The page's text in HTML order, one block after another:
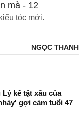
tóc mới.
NGỌC THANH
kể tật xấu của
gợi cảm tuổi 47